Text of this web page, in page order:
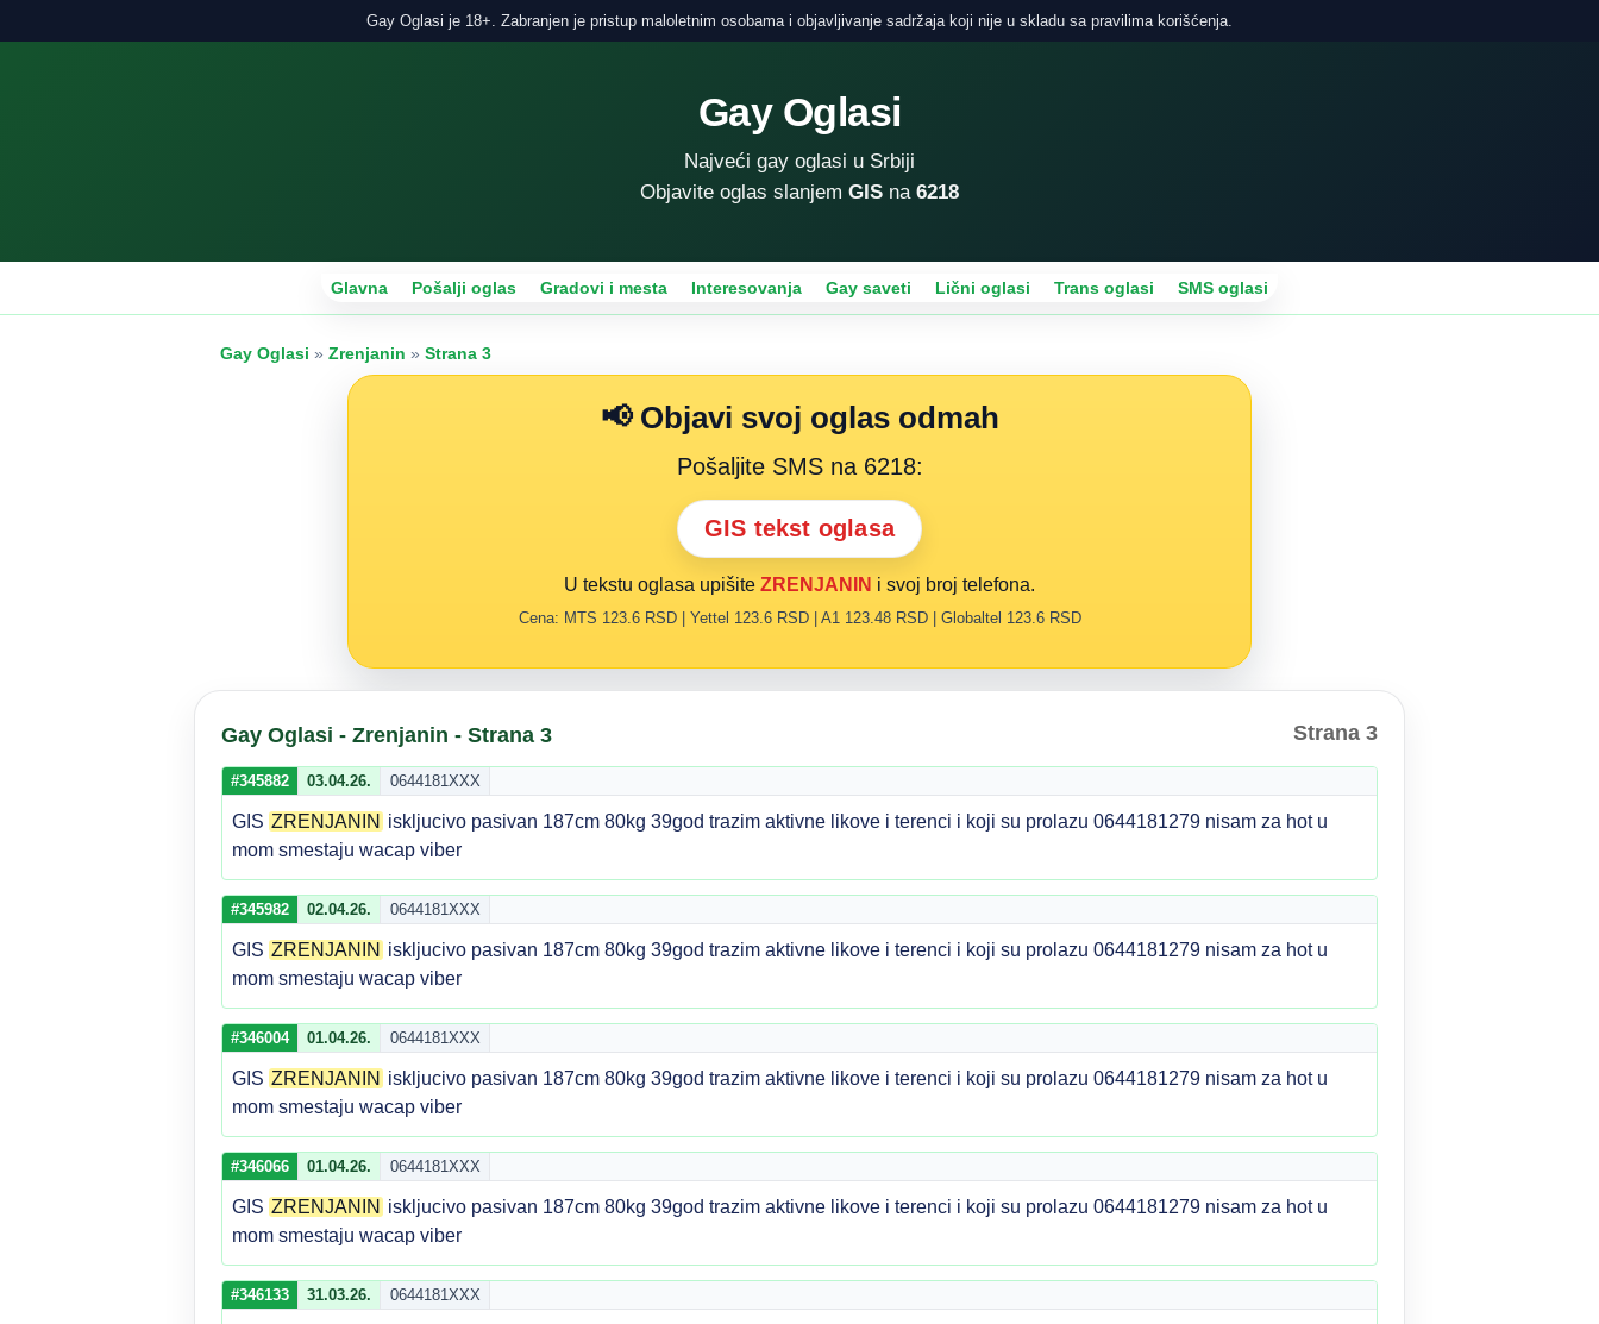
Gay Oglasi je 18+. Zabranjen je pristup maloletnim osobama i objavljivanje sadržaja koji nije u skladu sa pravilima korišćenja.
Gay Oglasi
Najveći gay oglasi u Srbiji
Objavite oglas slanjem GIS na 6218
Glavna Pošalji oglas Gradovi i mesta Interesovanja Gay saveti Lični oglasi Trans oglasi SMS oglasi
Gay Oglasi » Zrenjanin » Strana 3
📢 Objavi svoj oglas odmah
Pošaljite SMS na 6218:
GIS tekst oglasa
U tekstu oglasa upišite ZRENJANIN i svoj broj telefona.
Cena: MTS 123.6 RSD | Yettel 123.6 RSD | A1 123.48 RSD | Globaltel 123.6 RSD
Gay Oglasi - Zrenjanin - Strana 3 Strana 3
#345882 03.04.26. 0644181XXX
GIS ZRENJANIN iskljucivo pasivan 187cm 80kg 39god trazim aktivne likove i terenci i koji su prolazu 0644181279 nisam za hot u
mom smestaju wacap viber
#345982 02.04.26. 0644181XXX
GIS ZRENJANIN iskljucivo pasivan 187cm 80kg 39god trazim aktivne likove i terenci i koji su prolazu 0644181279 nisam za hot u
mom smestaju wacap viber
#346004 01.04.26. 0644181XXX
GIS ZRENJANIN iskljucivo pasivan 187cm 80kg 39god trazim aktivne likove i terenci i koji su prolazu 0644181279 nisam za hot u
mom smestaju wacap viber
#346066 01.04.26. 0644181XXX
GIS ZRENJANIN iskljucivo pasivan 187cm 80kg 39god trazim aktivne likove i terenci i koji su prolazu 0644181279 nisam za hot u
mom smestaju wacap viber
#346133 31.03.26. 0644181XXX